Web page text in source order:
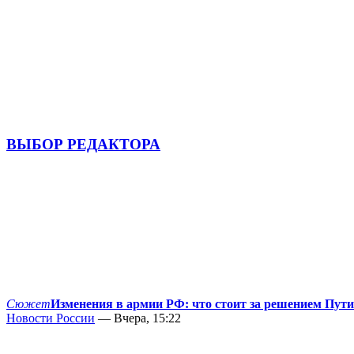
ВЫБОР РЕДАКТОРА
СюжетИзменения в армии РФ: что стоит за решением
Новости России — Вчера, 15:22